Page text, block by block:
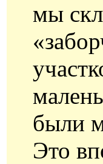
мы
были
Это